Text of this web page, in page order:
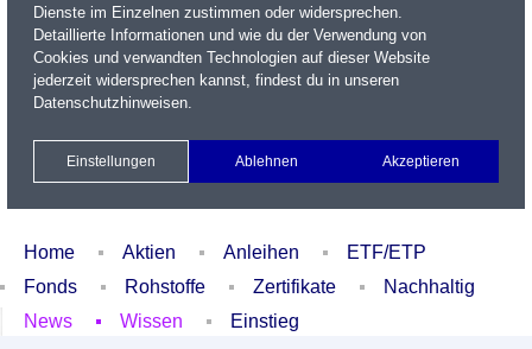
Name / WKN / ISIN / Kürzel
Xetra Realtime
Watchlist Portfolio Login
Home Aktien Anleihen
ETF/ETP
Fonds
Rohstoffe Zertifikate
Nachhaltig
News
Wissen Einstieg
Dienste im Einzelnen zustimmen oder widersprechen.
Detaillierte Informationen und wie du der Verwendung von
Cookies und verwandten Technologien auf dieser Website
jederzeit widersprechen kannst, findest du in unseren
Datenschutzhinweisen.
Einstellungen Ablehnen Akzeptieren